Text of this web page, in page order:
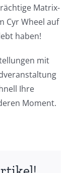
Matrix-
Cyr Wheel auf
haben!
mit
Ihre
Moment.